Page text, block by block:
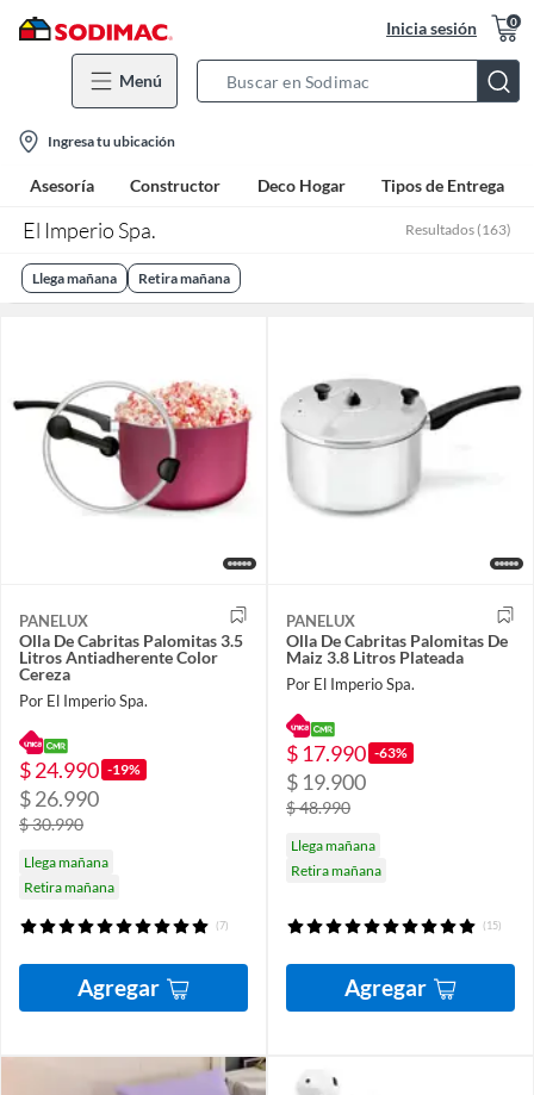
Inicia sesión 0
Menú
Bar
location-
icon
Ingresa tu ubicación
Asesoría Constructor Deco Hogar Tipos de Entrega
El Imperio Spa. Resultados (163)
Llega mañana Retira mañana
PANELUX
Olla De Cabritas Palomitas 3.5
Litros Antiadherente Color
Cereza
Por El Imperio Spa.
$ 24.990 -19%
$ 26.990
$ 30.990
Llega mañana
Retira mañana
(7)
Agregar
PANELUX
Olla De Cabritas Palomitas De
Maiz 3.8 Litros Plateada
Por El Imperio Spa.
$ 17.990 -63%
$ 19.900
$ 48.990
Llega mañana
Retira mañana
(15)
Agregar